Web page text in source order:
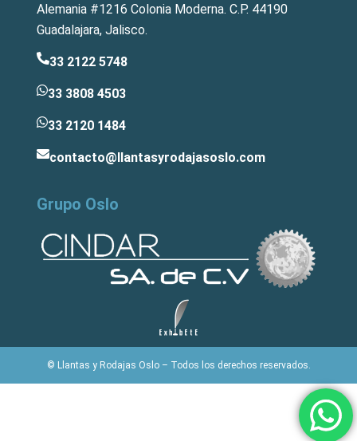
Alemania #1216 Colonia Moderna. C.P. 44190
Guadalajara, Jalisco.
33 2122 5748
33 3808 4503
33 2120 1484
contacto@llantasyrodajasoslo.com
Grupo Oslo
© Llantas y Rodajas Oslo – Todos los derechos reservados.